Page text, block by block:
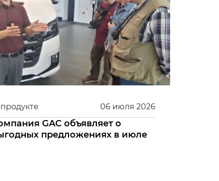
06 июля 2026
GAC объявляет о
предложениях в июле